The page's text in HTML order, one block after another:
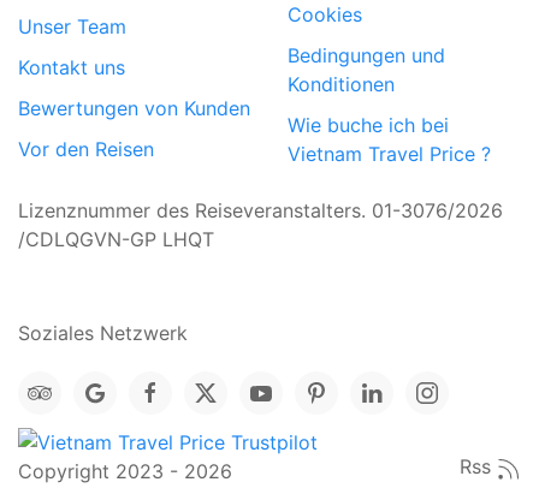
Unser Team
Kontakt uns
Bewertungen von Kunden
Vor den Reisen
Cookies
Bedingungen und
Konditionen
Wie buche ich bei
Vietnam Travel Price ?
Lizenznummer des Reiseveranstalters. 01-3076/2026
/CDLQGVN-GP LHQT
Soziales Netzwerk
Copyright 2023 - 2026 Rss